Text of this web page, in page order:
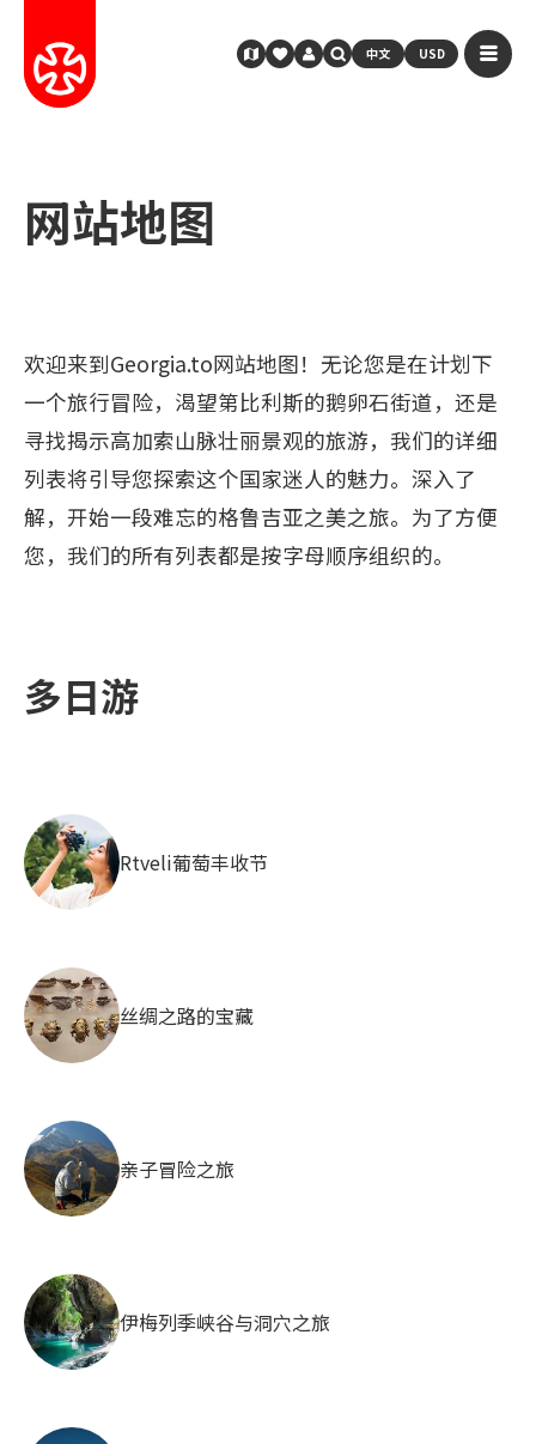
中文 USD
网站地图
欢迎来到Georgia.to网站地图！无论您是在计划下
一个旅行冒险，渴望第比利斯的鹅卵石街道，还是
寻找揭示高加索山脉壮丽景观的旅游，我们的详细
列表将引导您探索这个国家迷人的魅力。深入了
解，开始一段难忘的格鲁吉亚之美之旅。为了方便
您，我们的所有列表都是按字母顺序组织的。
多日游
Rtveli葡萄丰收节
丝绸之路的宝藏
亲子冒险之旅
伊梅列季峡谷与洞穴之旅